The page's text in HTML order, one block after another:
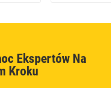
Ekspertów Na
Kroku